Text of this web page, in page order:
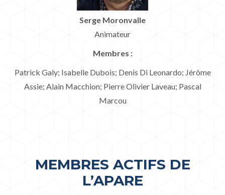
Serge Moronvalle
Animateur
Membres :
Patrick Galy; Isabelle Dubois; Denis Di Leonardo; Jérôme
Assie; Alain Macchion; Pierre Olivier Laveau; Pascal
Marcou
MEMBRES ACTIFS DE
L’APARE